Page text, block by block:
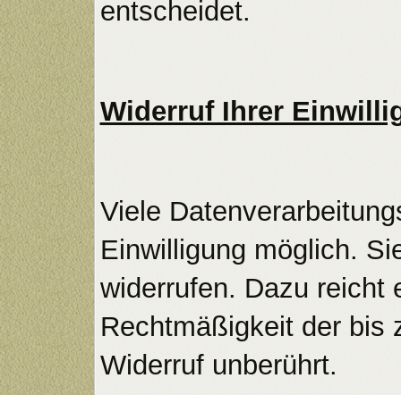
entscheidet.
Widerruf Ihrer
Viele
Einwilligung möglich.
widerrufen. Dazu reicht
Rechtmäßigkeit der bis
Widerruf unberührt.